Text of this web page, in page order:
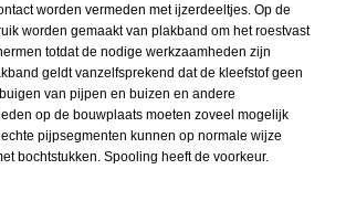
worden vermeden met ijzerdeeltjes. Op de
worden gemaakt van plakband om het roestvast
totdat de nodige werkzaamheden zijn
geldt vanzelfsprekend dat de kleefstof geen
van pijpen en buizen en andere
op de bouwplaats moeten zoveel mogelijk
pijpsegmenten kunnen op normale wijze
bochtstukken. Spooling heeft de voorkeur.